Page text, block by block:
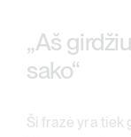
„Aš
sako“
Ši frazė yra tiek